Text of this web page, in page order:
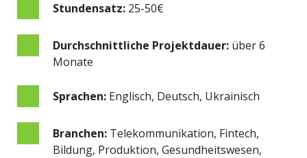
Stundensatz: 25-50€
Durchschnittliche Projektdauer: über 6
Monate
Sprachen: Englisch, Deutsch, Ukrainisch
Branchen: Telekommunikation, Fintech,
Bildung, Produktion, Gesundheitswesen,